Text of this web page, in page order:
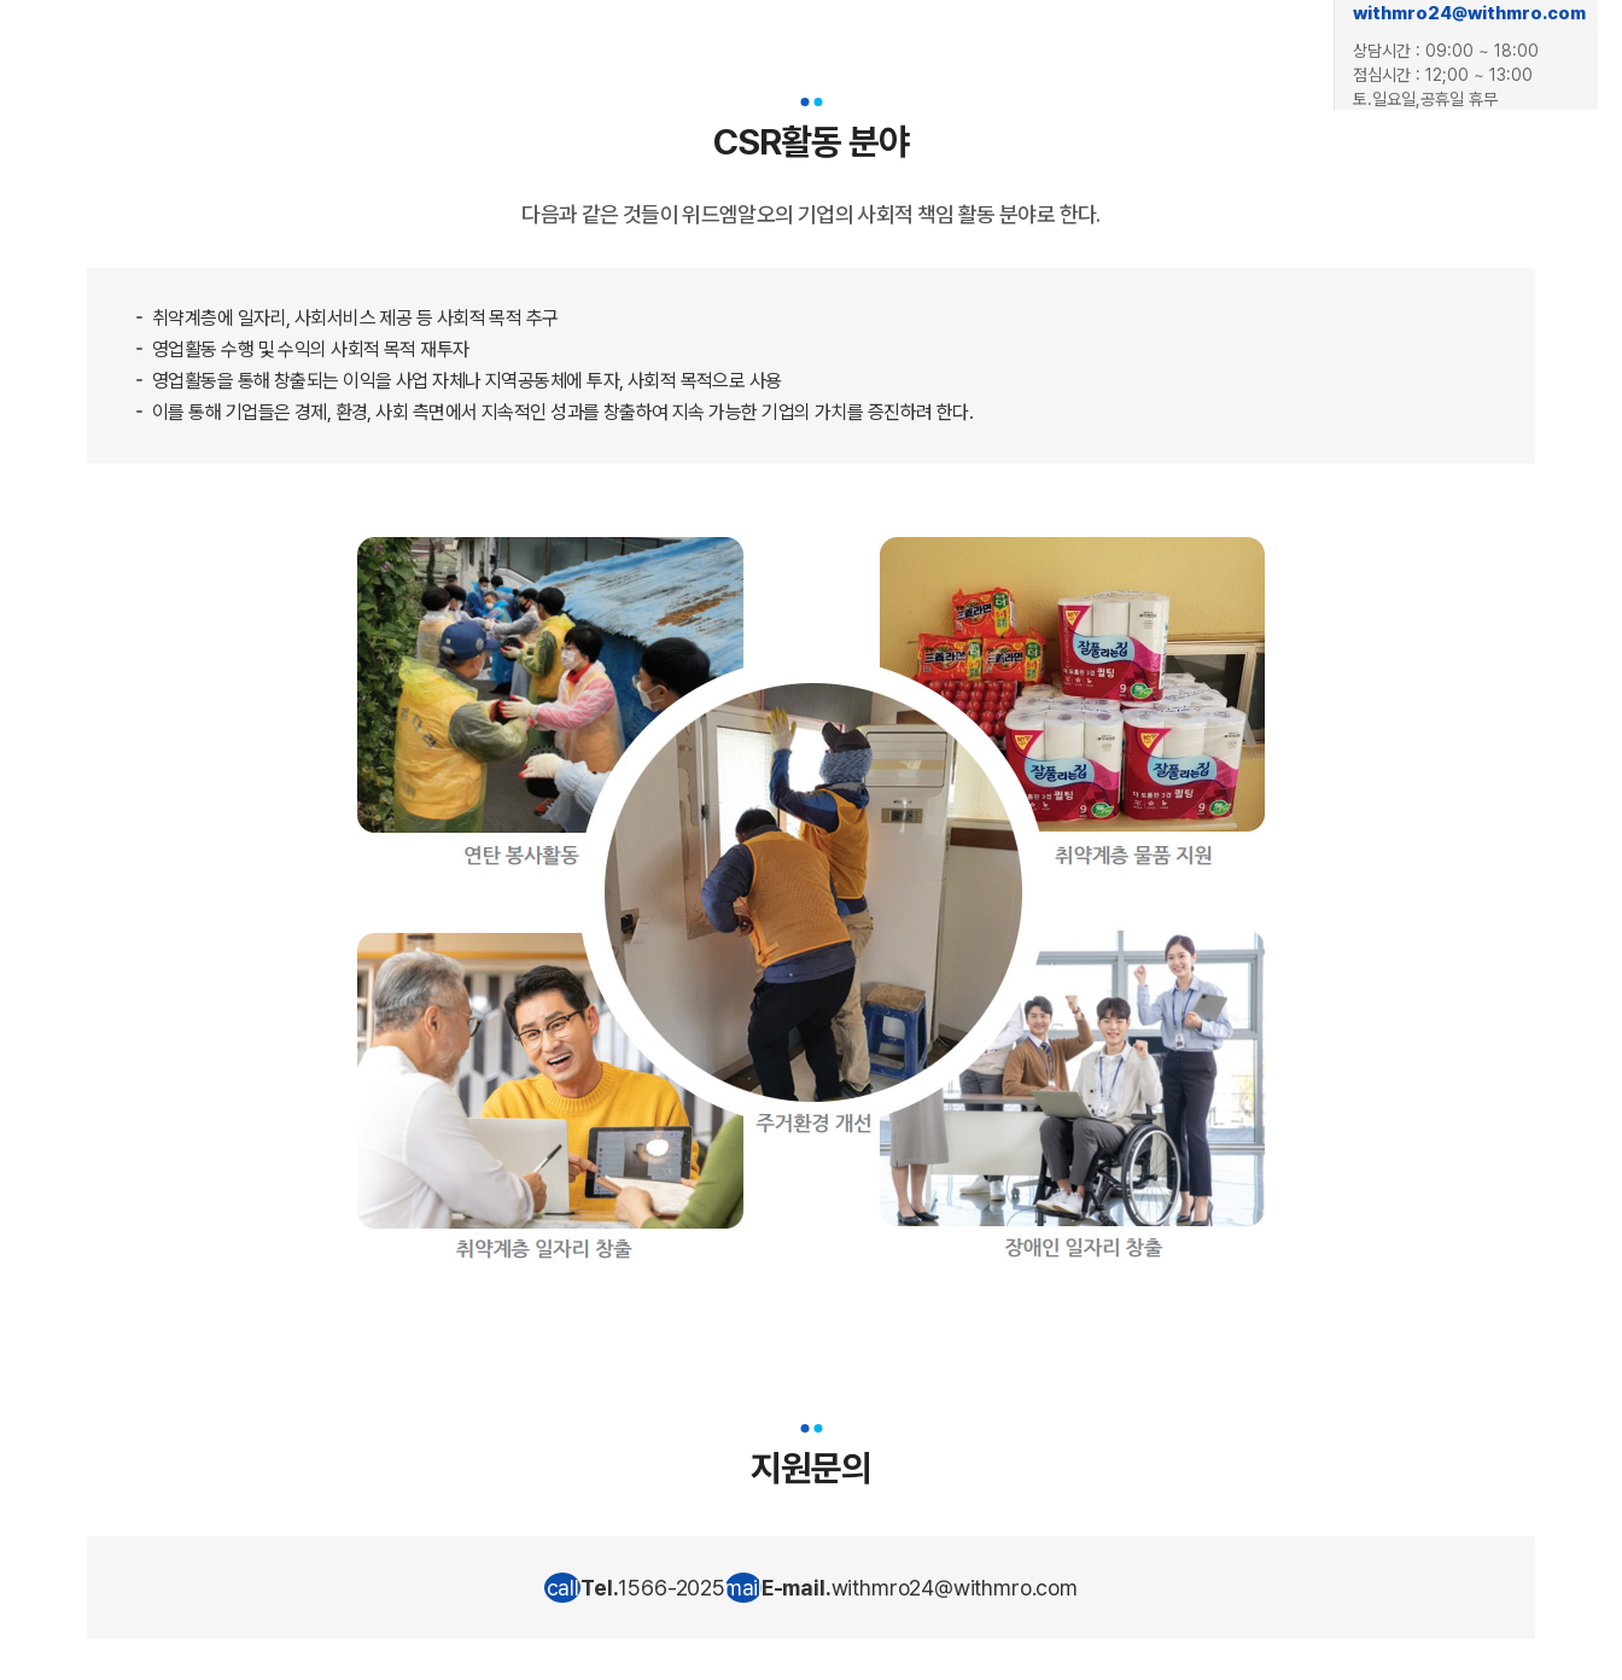
CSR활동 분야
다음과 같은 것들이 위드엠알오의 기업의 사회적 책임 활동 분야로 한다.
취약계층에 일자리, 사회서비스 제공 등 사회적 목적 추구
영업활동 수행 및 수익의 사회적 목적 재투자
영업활동을 통해 창출되는 이익을 사업 자체나 지역공동체에 투자, 사회적 목적으로 사용
이를 통해 기업들은 경제, 환경, 사회 측면에서 지속적인 성과를 창출하여 지속 가능한 기업의 가치를 증진하려 한다.
지원문의
callTel.1566-2025mailE-mail.withmro24@withmro.com
withmro24@withmro.com
상담시간 : 09:00 ~ 18:00
점심시간 : 12;00 ~ 13:00
토.일요일,공휴일 휴무